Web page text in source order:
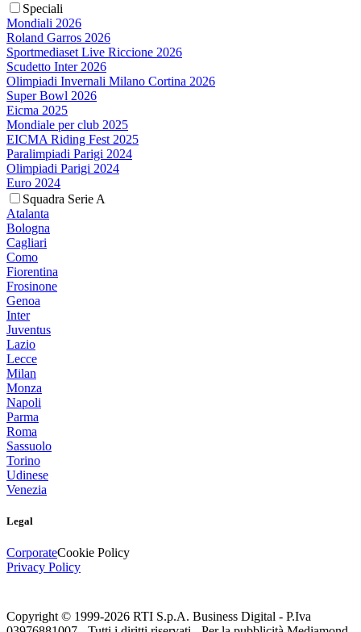
Speciali
Mondiali 2026
Roland Garros 2026
Sportmediaset Live Riccione 2026
Scudetto Inter 2026
Olimpiadi Invernali Milano Cortina 2026
Super Bowl 2026
Eicma 2025
Mondiale per club 2025
EICMA Riding Fest 2025
Paralimpiadi Parigi 2024
Olimpiadi Parigi 2024
Euro 2024
Squadra Serie A
Atalanta
Bologna
Cagliari
Como
Fiorentina
Frosinone
Genoa
Inter
Juventus
Lazio
Lecce
Milan
Monza
Napoli
Parma
Roma
Sassuolo
Torino
Udinese
Venezia
Legal
CorporateCookie Policy
Privacy Policy
Copyright © 1999-2026 RTI S.p.A. Business Digital - P.Iva